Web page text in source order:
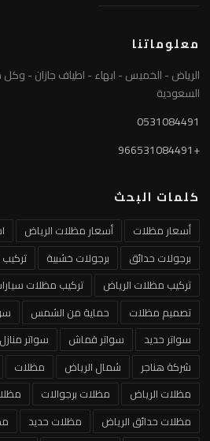
معلوماتنا
الرياض - الخميس - ابهاء - اطياف جازان - وكل
السعودية
0531084491
+966531084491
كلمات البحث
أسعار مظلات أسعار مظلات الرياض
برجولات حدائق
برجولات خشبية
تركيب مظلات الرياض
تركيب مظلات
تصميم مظلات
حماية من الشمس
سواتر حديد
سواتر قماش سواتر منازل
شركة هناجر
شمال الرياض مظلات
مظلات الرياض
مظلات برجوالات
مظلات حدائق الرياض
مظلات حديد